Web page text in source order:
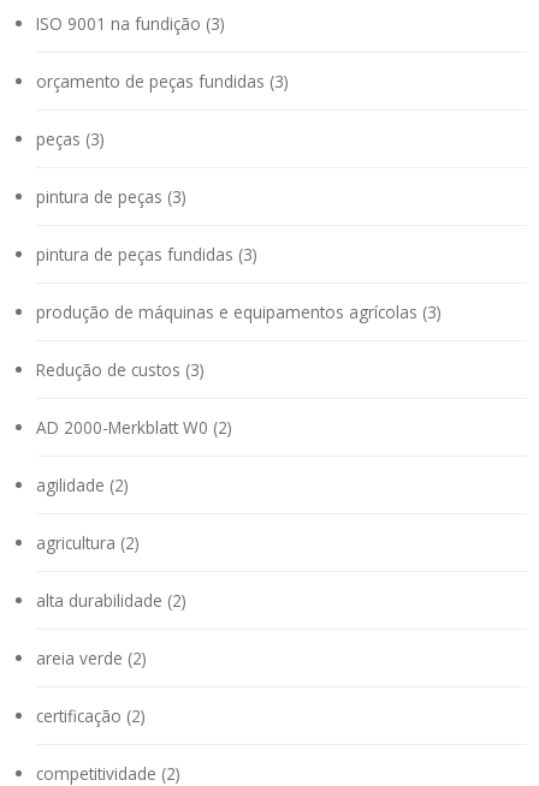
ISO 9001 na fundição (3)
orçamento de peças fundidas (3)
peças (3)
pintura de peças (3)
pintura de peças fundidas (3)
produção de máquinas e equipamentos agrícolas (3)
Redução de custos (3)
AD 2000-Merkblatt W0 (2)
agilidade (2)
agricultura (2)
alta durabilidade (2)
areia verde (2)
certificação (2)
competitividade (2)